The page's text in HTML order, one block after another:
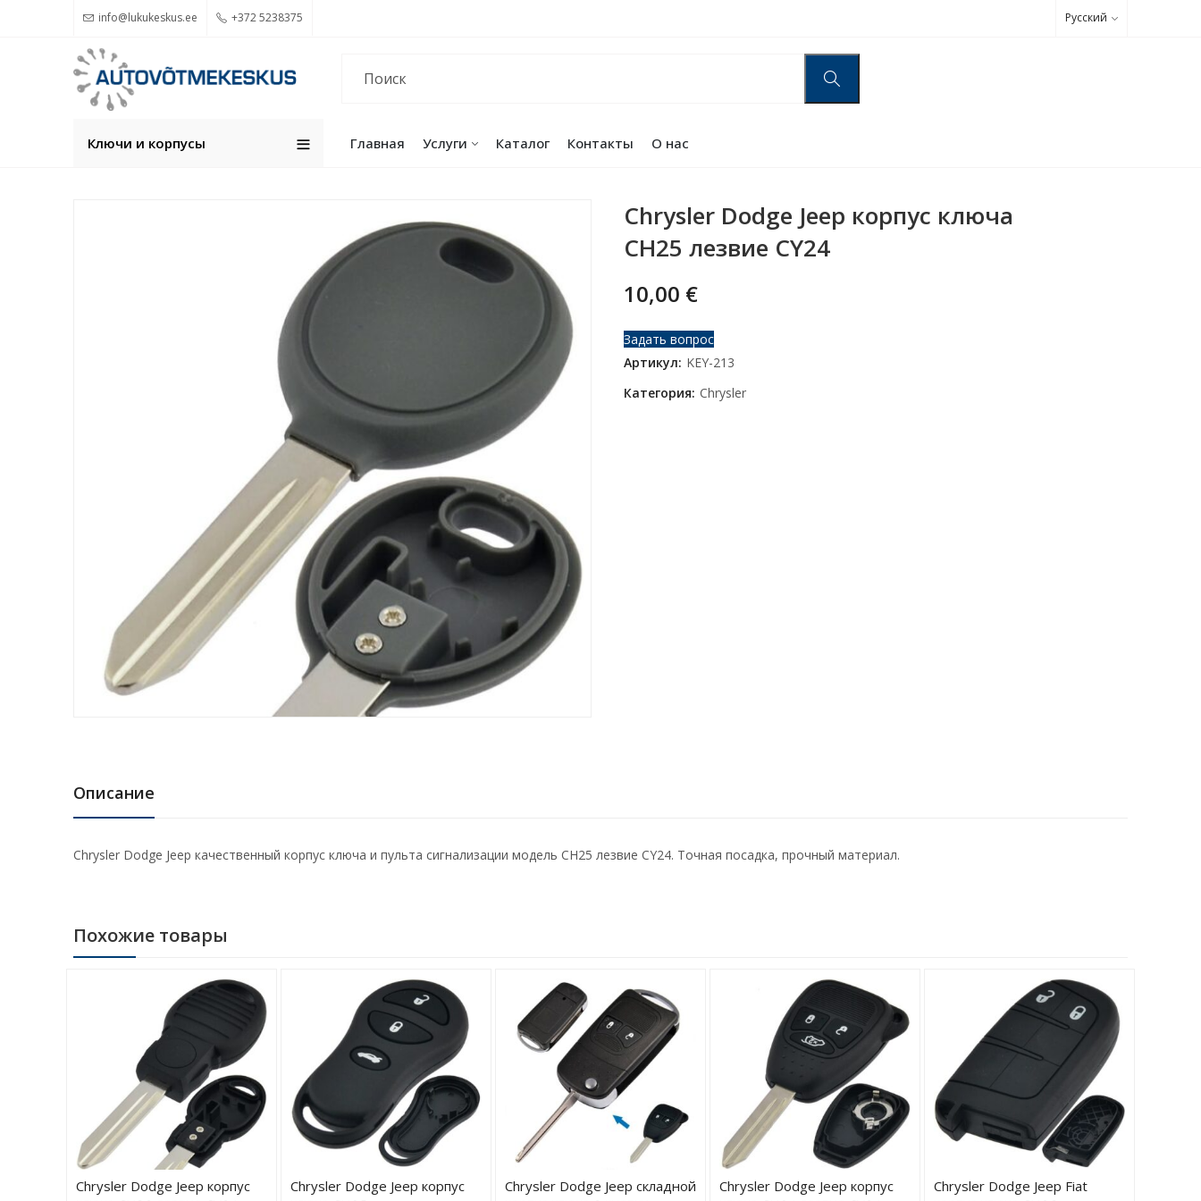
info@lukukeskus.ee +372 5238375 Русский
Ключи и корпуcы Главная Услуги Каталог Контакты О нас
Chrysler Dodge Jeep корпус ключа
CH25 лезвие CY24
10,00 €
Задать вопрос
Артикул: KEY-213
Категория: Chrysler
Описание
Chrysler Dodge Jeep качественный корпус ключа и пульта сигнализации модель CH25 лезвие CY24. Точная посадка, прочный материал.
Похожие товары
Chrysler Dodge Jeep корпус
Chrysler Dodge Jeep корпус
Chrysler Dodge Jeep складной
Chrysler Dodge Jeep корпус
Chrysler Dodge Jeep Fiat